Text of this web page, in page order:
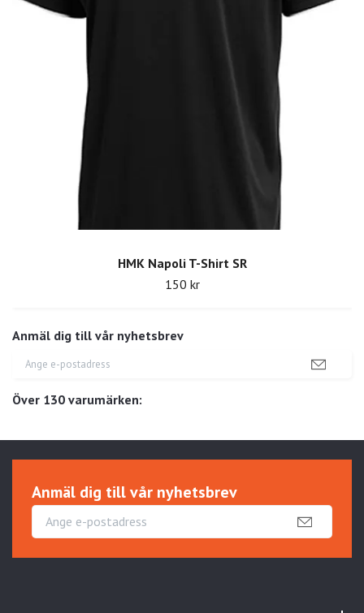
Anmäl dig till vår nyhetsbrev
Över 130 varumärken:
HMK Napoli T-Shirt SR
150 kr
Anmäl dig till vår nyhetsbrev